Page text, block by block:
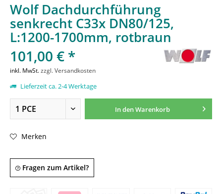
Wolf Dachdurchführung
senkrecht C33x DN80/125,
L:1200-1700mm, rotbraun
101,00 € *
inkl. MwSt.zzgl. Versandkosten
Lieferzeit ca. 2-4 Werktage
In denWarenkorb
Merken
Fragen zum Artikel?